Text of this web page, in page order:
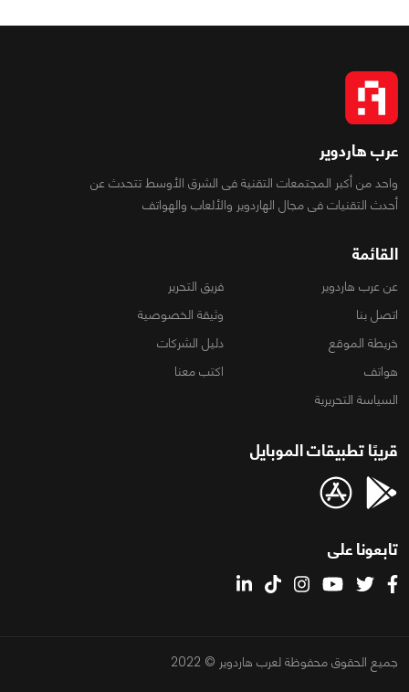
عرب هاردوير
واحد من أكبر المجتمعات التقنية فى الشرق الأوسط تتحدث عن
أحدث التقنيات فى مجال الهاردوير والألعاب والهواتف
القائمة
عن عرب هاردوير
فريق التحرير
اتصل بنا
وثيقة الخصوصية
خريطة الموقع
دليل الشركات
هواتف
اكتب معنا
السياسة التحريرية
قريبًا تطبيقات الموبايل
تابعونا على
جميع الحقوق محفوظة لعرب هاردوير © 2022